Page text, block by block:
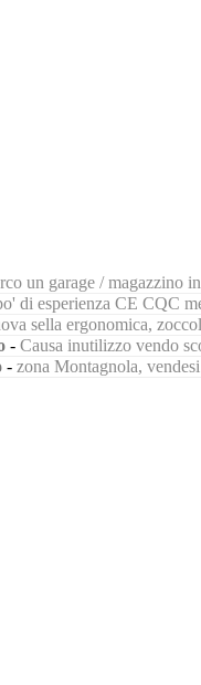
un garage / magazzino
di esperienza CE CQC
sella ergonomica,
- Causa inutilizzo vendo
- zona Montagnola,